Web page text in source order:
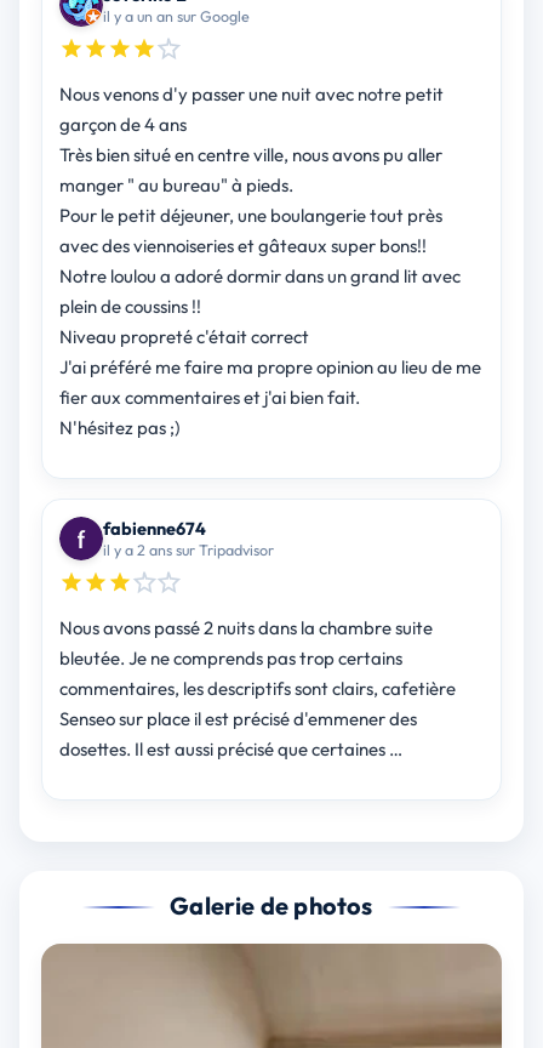
il y a un an sur Google
Nous venons d'y passer une nuit avec notre petit
garçon de 4 ans
Très bien situé en centre ville, nous avons pu aller
manger " au bureau" à pieds.
Pour le petit déjeuner, une boulangerie tout près
avec des viennoiseries et gâteaux super bons!!
Notre loulou a adoré dormir dans un grand lit avec
plein de coussins !!
Niveau propreté c'était correct
J'ai préféré me faire ma propre opinion au lieu de me
fier aux commentaires et j'ai bien fait.
N'hésitez pas ;)
fabienne674
il y a 2 ans sur Tripadvisor
Nous avons passé 2 nuits dans la chambre suite
bleutée. Je ne comprends pas trop certains
commentaires, les descriptifs sont clairs, cafetière
Senseo sur place il est précisé d'emmener des
dosettes. Il est aussi précisé que certaines …
Galerie de photos